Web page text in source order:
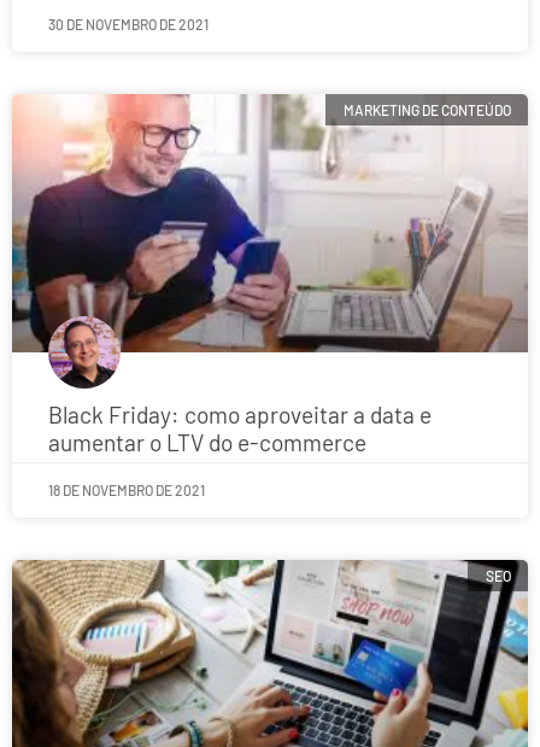
30 DE NOVEMBRO DE 2021
MARKETING DE CONTEÚDO
Black Friday: como aproveitar a data e
aumentar o LTV do e-commerce
18 DE NOVEMBRO DE 2021
SEO